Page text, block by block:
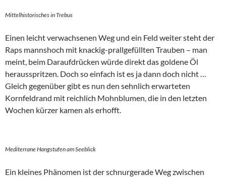
Mittelhistorisches in Trebus
Einen leicht verwachsenen Weg und ein Feld weiter steht der
Raps mannshoch mit knackig-prallgefüllten Trauben – man
meint, beim Daraufdrücken würde direkt das goldene Öl
herausspritzen. Doch so einfach ist es ja dann doch nicht …
Gleich gegenüber gibt es nun den sehnlich erwarteten
Kornfeldrand mit reichlich Mohnblumen, die in den letzten
Wochen kürzer kamen als erhofft.
Mediterrane Hangstufen am Seeblick
Ein kleines Phänomen ist der schnurgerade Weg zwischen